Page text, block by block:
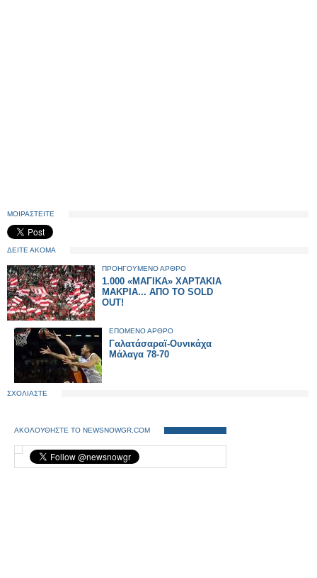
ΜΟΙΡΑΣΤΕΙΤΕ
ΔΕΙΤΕ ΑΚΟΜΑ
ΠΡΟΗΓΟΥΜΕΝΟ ΑΡΘΡΟ
1.000 «ΜΑΓΙΚΑ» ΧΑΡΤΑΚΙΑ
ΜΑΚΡΙΑ... ΑΠΟ ΤΟ SOLD
OUT!
ΕΠΟΜΕΝΟ ΑΡΘΡΟ
Γαλατάσαραϊ-Ουνικάχα
Μάλαγα 78-70
ΣΧΟΛΙΑΣΤΕ
ΑΚΟΛΟΥΘΗΣΤΕ ΤΟ NEWSNOWGR.COM